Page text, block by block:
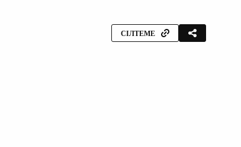
СІЛТЕМЕ